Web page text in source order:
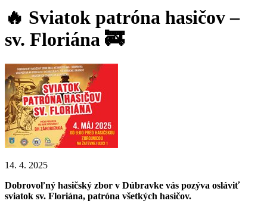
🔥 Sviatok patróna hasičov –
sv. Floriána 🚒
14. 4. 2025
Dobrovoľný hasičský zbor v Dúbravke vás pozýva osláviť
sviatok sv. Floriána, patróna všetkých hasičov.